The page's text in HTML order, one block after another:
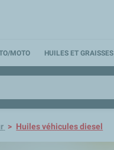
MOTO HUILES ET GRAISSES
Huiles véhicules diesel